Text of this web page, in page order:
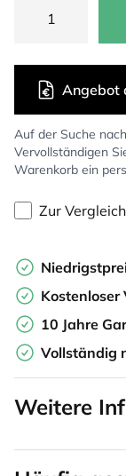
Auf der Suche
Vervollständigen
Warenkorb ein
Angebot
Zur
Kostenloser
10 Jahre
Vollständig
Weitere